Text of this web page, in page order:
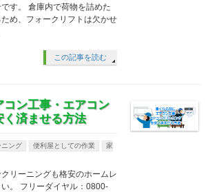
す。 倉庫内で荷物を詰めた
め、フォークリフトは欠かせ
この記事を読む
コン工事・エアコン
く済ませる方法
ニング 便利屋としての作業
家
リーニングも格安のホームレ
。 フリーダイヤル：0800-